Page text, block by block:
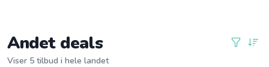
Andet deals
Viser 5 tilbud i hele landet